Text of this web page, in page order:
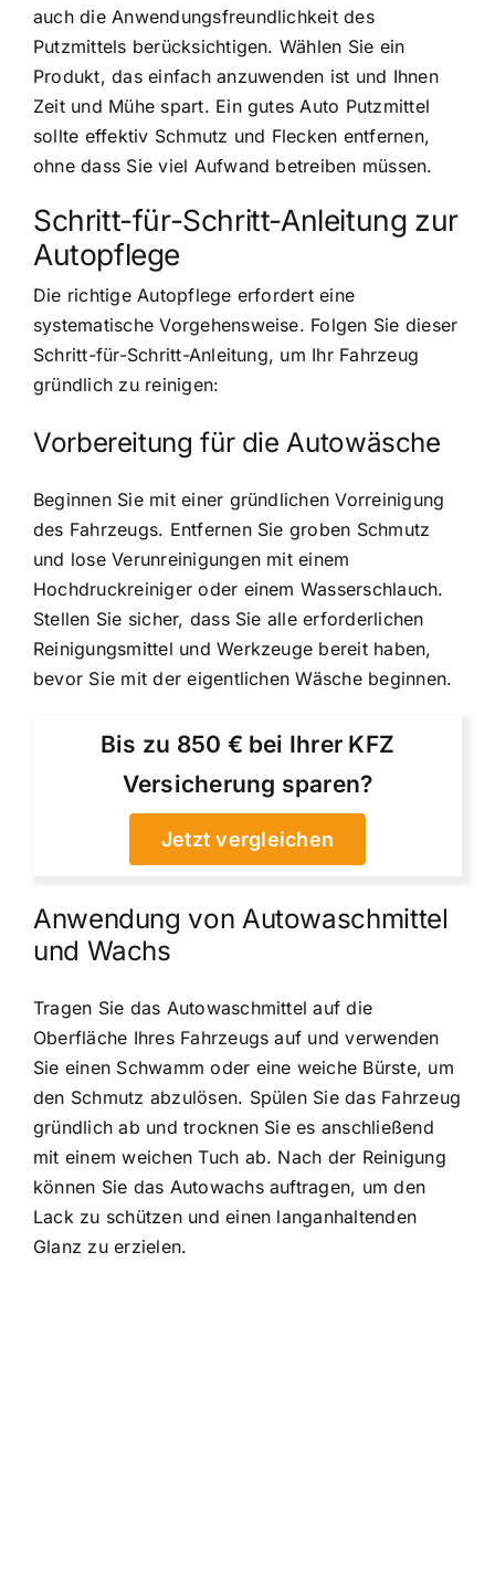
auch die Anwendungsfreundlichkeit des
Putzmittels berücksichtigen. Wählen Sie ein
Produkt, das einfach anzuwenden ist und Ihnen
Zeit und Mühe spart. Ein gutes Auto Putzmittel
sollte effektiv Schmutz und Flecken entfernen,
ohne dass Sie viel Aufwand betreiben müssen.
Schritt-für-Schritt-Anleitung zur
Autopflege
Die richtige Autopflege erfordert eine
systematische Vorgehensweise. Folgen Sie dieser
Schritt-für-Schritt-Anleitung, um Ihr Fahrzeug
gründlich zu reinigen:
Vorbereitung für die Autowäsche
Beginnen Sie mit einer gründlichen Vorreinigung
des Fahrzeugs. Entfernen Sie groben Schmutz
und lose Verunreinigungen mit einem
Hochdruckreiniger oder einem Wasserschlauch.
Stellen Sie sicher, dass Sie alle erforderlichen
Reinigungsmittel und Werkzeuge bereit haben,
bevor Sie mit der eigentlichen Wäsche beginnen.
Bis zu 850 € bei Ihrer KFZ
Versicherung sparen?
Jetzt vergleichen
Anwendung von Autowaschmittel
und Wachs
Tragen Sie das Autowaschmittel auf die
Oberfläche Ihres Fahrzeugs auf und verwenden
Sie einen Schwamm oder eine weiche Bürste, um
den Schmutz abzulösen. Spülen Sie das Fahrzeug
gründlich ab und trocknen Sie es anschließend
mit einem weichen Tuch ab. Nach der Reinigung
können Sie das Autowachs auftragen, um den
Lack zu schützen und einen langanhaltenden
Glanz zu erzielen.